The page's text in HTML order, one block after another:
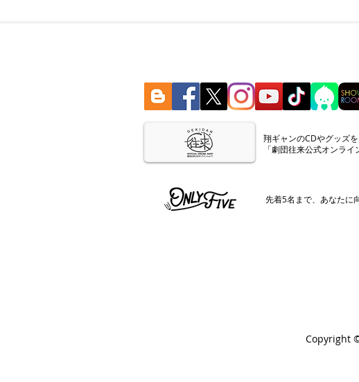
翔ギャンのCDやグッズ
「劇団往来公式オンラ
先着5名まで、あなたに
Copyright